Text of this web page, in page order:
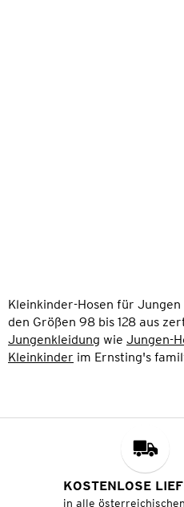
Kleinkinder-Hosen für
den Größen 98 bis 128 aus
Jungenkleidung wie Jungen-
Kleinkinder im Ernsting's
KOSTENLOSE
in alle